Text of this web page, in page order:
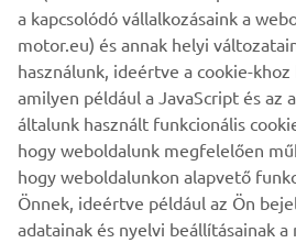
section create a stunning slimmer
cap finishes it off perfectly.
A selection of parts from the
available for XJR owners who
own machines.
a kapcsolódó vállalkozásaink a
motor.eu) és annak helyi
használunk, ideértve a cookie-
amilyen például a JavaScript és az
általunk használt funkcionális
hogy weboldalunk megfelelően
hogy weboldalunkon alapvető
Önnek, ideértve például az Ön
adatainak és nyelvi beállításainak